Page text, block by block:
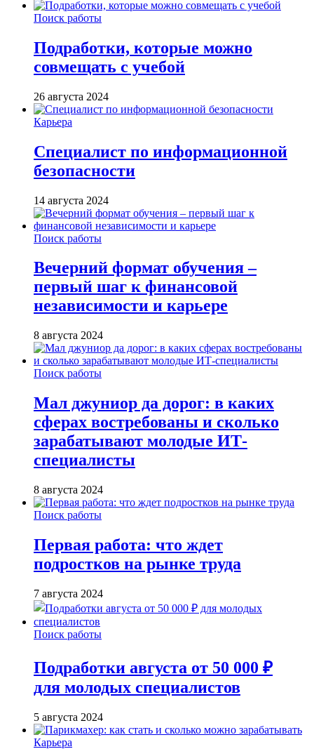
Поиск работы
Подработки, которые можно
совмещать с учебой
26 августа 2024
Карьера
Специалист по информационной
безопасности
14 августа 2024
Поиск работы
Вечерний формат обучения –
первый шаг к финансовой
независимости и карьере
8 августа 2024
Поиск работы
Мал джуниор да дорог: в каких
сферах востребованы и сколько
зарабатывают молодые ИТ-
специалисты
8 августа 2024
Поиск работы
Первая работа: что ждет
подростков на рынке труда
7 августа 2024
Поиск работы
Подработки августа от 50 000 ₽
для молодых специалистов
5 августа 2024
Карьера